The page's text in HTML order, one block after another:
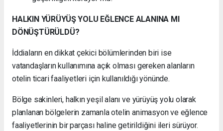
HALKIN YÜRÜYÜŞ YOLU EĞLENCE ALANINA MI
DÖNÜŞTÜRÜLDÜ?
İddiaların en dikkat çekici bölümlerinden biri ise
vatandaşların kullanımına açık olması gereken alanların
otelin ticari faaliyetleri için kullanıldığı yönünde.
Bölge sakinleri, halkın yeşil alanı ve yürüyüş yolu olarak
planlanan bölgelerin zamanla otelin animasyon ve eğlence
faaliyetlerinin bir parçası haline getirildiğini ileri sürüyor.